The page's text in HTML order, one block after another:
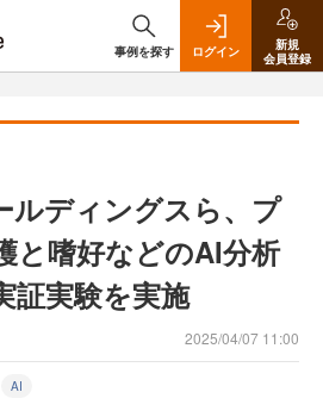
事例を探す ログイン
新規
会員登録
ルディングスら、プ
と嗜好などのAI分析
証実験を実施
2025/04/07 11:00
AI